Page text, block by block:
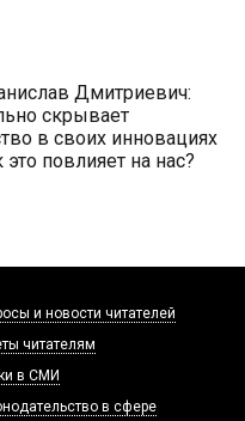
Дмитриевич:
скрывает
в своих инновациях
повлияет на нас?
и новости читателей
читателям
в СМИ
в сфере